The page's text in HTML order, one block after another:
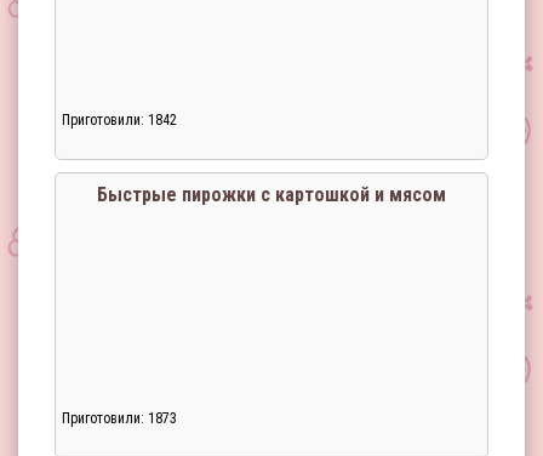
Приготовили: 1842
Быстрые пирожки с картошкой и мясом
Приготовили: 1873